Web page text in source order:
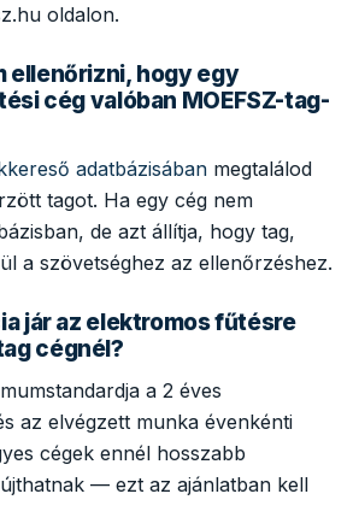
oldalon.
ellenőrizni, hogy egy
cég valóban MOEFSZ-tag-
adatbázisában megtalálod
tagot. Ha egy cég nem
de azt állítja, hogy tag,
a szövetséghez az ellenőrzéshez.
jár az elektromos fűtésre
cégnél?
a 2 éves
az elvégzett munka évenkénti
cégek ennél hosszabb
— ezt az ajánlatban kell